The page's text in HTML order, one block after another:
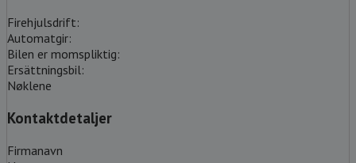
Firehjulsdrift:
Automatgir:
Bilen er momspliktig:
Ersättningsbil:
Nøklene
Kontaktdetaljer
Firmanavn